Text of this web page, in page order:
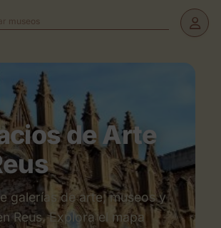
teatros
de Arte
galerías de arte, museos y
Reus. Explora el mapa